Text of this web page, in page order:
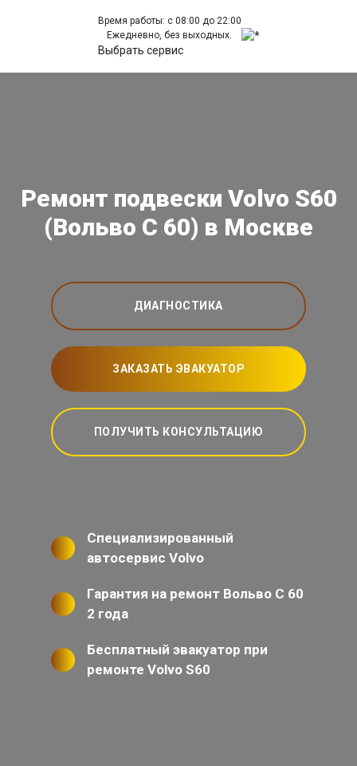
Время работы: с 08:00 до 22:00
Ежедневно, без выходных.
Выбрать сервис
Ремонт подвески Volvo S60
(Вольво С 60) в Москве
ДИАГНОСТИКА
ЗАКАЗАТЬ ЭВАКУАТОР
ПОЛУЧИТЬ КОНСУЛЬТАЦИЮ
Специализированный
автосервис Volvo
Гарантия на ремонт Вольво С 60
2 года
Бесплатный эвакуатор при
ремонте Volvo S60